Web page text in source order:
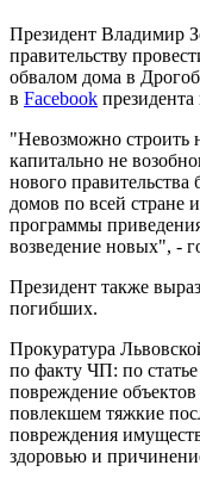
Президент Владимир
правительству
обвалом дома в
в Facebook президента
"Невозможно строить
капитально не
нового правительства
домов по всей стране
программы
возведение новых", -
Президент также
погибших.
Прокуратура
по факту ЧП: по
повреждение
повлекшем тяжкие
повреждения
здоровью и